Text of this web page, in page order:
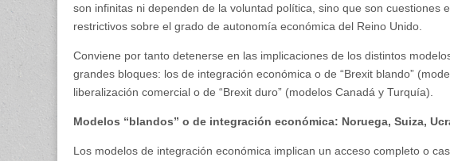
son infinitas ni dependen de la voluntad política, sino que son cuestiones
restrictivos sobre el grado de autonomía económica del Reino Unido.
Conviene por tanto detenerse en las implicaciones de los distintos
grandes bloques: los de integración económica o de “Brexit blando”
liberalización comercial o de “Brexit duro” (modelos Canadá y Turquía).
Modelos “blandos” o de integración económica: Noruega, Suiza,
Los modelos de integración económica implican un acceso completo o